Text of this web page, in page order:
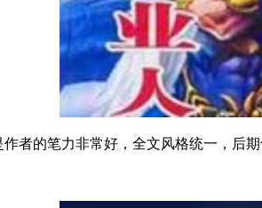
的笔力非常好，全文风格统一，后期